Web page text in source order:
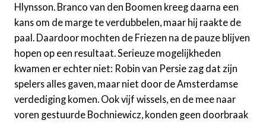
Hlynsson. Branco van den Boomen kreeg daarna een
kans om de marge te verdubbelen, maar hij raakte de
paal. Daardoor mochten de Friezen na de pauze blijven
hopen op een resultaat. Serieuze mogelijkheden
kwamen er echter niet: Robin van Persie zag dat zijn
spelers alles gaven, maar niet door de Amsterdamse
verdediging komen. Ook vijf wissels, en de mee naar
voren gestuurde Bochniewicz, konden geen doorbraak